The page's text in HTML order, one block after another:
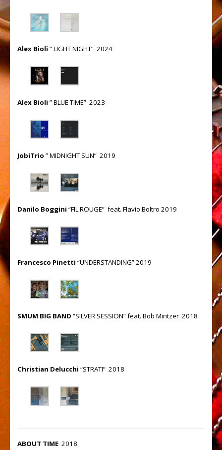
Ear training
Recording studio
Liuteria
Strumentazione
CONTATTI
Alex Bioli ” LIGHT NIGHT” 2024
Alex Bioli ” BLUE TIME” 2023
JobiTrio ” MIDNIGHT SUN” 2019
Danilo Boggini “FIL ROUGE” feat. Flavio Boltro 2019
Francesco Pinetti “UNDERSTANDING” 2019
SMUM BIG BAND “SILVER SESSION” feat. Bob Mintzer 2018
Christian Delucchi “STRATI” 2018
ABOUT TIME 2018